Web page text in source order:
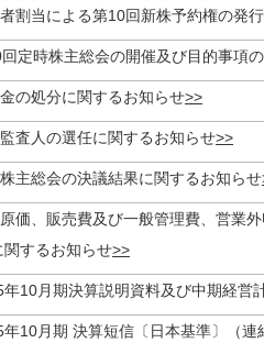
割当による第10回新株予約権の発
定時株主総会の開催及び目的事項
の処分に関するお知らせ
査人の選任に関するお知らせ
主総会の決議結果に関するお知らせ
価、販売費及び一般管理費、営業
関するお知らせ
年10月期決算説明資料及び中期経営
年10月期 決算短信〔日本基準〕（連